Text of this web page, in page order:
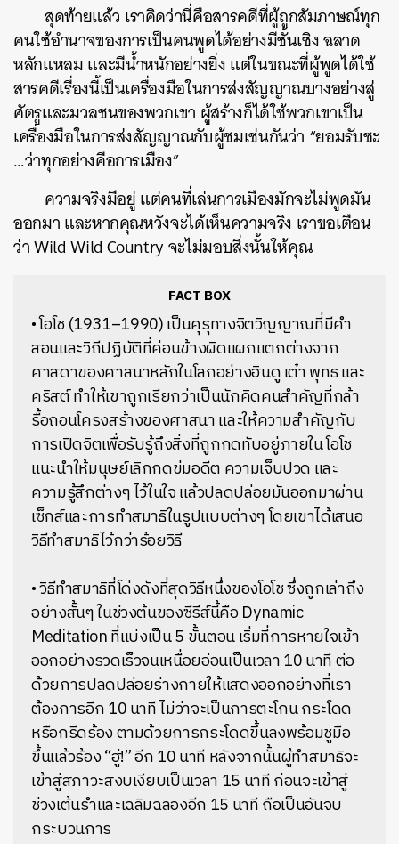
สุดท้ายแล้ว เราคิดว่านี่คือสารคดีที่ผู้ถูกสัมภาษณ์ทุก
คนใช้อำนาจของการเป็นคนพูดได้อย่างมีชั้นเชิง ฉลาด
หลักแหลม และมีน้ำหนักอย่างยิ่ง แต่ในขณะที่ผู้พูดได้ใช้
สารคดีเรื่องนี้เป็นเครื่องมือในการส่งสัญญาณบางอย่างสู่
ศัตรูและมวลชนของพวกเขา ผู้สร้างก็ได้ใช้พวกเขาเป็น
เครื่องมือในการส่งสัญญาณกับผู้ชมเช่นกันว่า “ยอมรับซะ
…ว่าทุกอย่างคือการเมือง”
ความจริงมีอยู่ แต่คนที่เล่นการเมืองมักจะไม่พูดมัน
ออกมา และหากคุณหวังจะได้เห็นความจริง เราขอเตือน
ว่า Wild Wild Country จะไม่มอบสิ่งนั้นให้คุณ
FACT BOX
• โอโช (1931–1990) เป็นคุรุทางจิตวิญญาณที่มีคำ
สอนและวิถีปฏิบัติที่ค่อนข้างผิดแผกแตกต่างจาก
ศาสดาของศาสนาหลักในโลกอย่างฮินดู เต๋า พุทธ และ
คริสต์ ทำให้เขาถูกเรียกว่าเป็นนักคิดคนสำคัญที่กล้า
รื้อถอนโครงสร้างของศาสนา และให้ความสำคัญกับ
การเปิดจิตเพื่อรับรู้ถึงสิ่งที่ถูกกดทับอยู่ภายใน โอโช
แนะนำให้มนุษย์เลิกกดข่มอดีต ความเจ็บปวด และ
ความรู้สึกต่างๆ ไว้ในใจ แล้วปลดปล่อยมันออกมาผ่าน
เซ็กส์และการทำสมาธิในรูปแบบต่างๆ โดยเขาได้เสนอ
วิธีทำสมาธิไว้กว่าร้อยวิธี
• วิธีทำสมาธิที่โด่งดังที่สุดวิธีหนึ่งของโอโช ซึ่งถูกเล่าถึง
อย่างสั้นๆ ในช่วงต้นของซีรีส์นี้คือ Dynamic
Meditation ที่แบ่งเป็น 5 ขั้นตอน เริ่มที่การหายใจเข้า
ออกอย่างรวดเร็วจนเหนื่อยอ่อนเป็นเวลา 10 นาที ต่อ
ด้วยการปลดปล่อยร่างกายให้แสดงออกอย่างที่เรา
ต้องการอีก 10 นาที ไม่ว่าจะเป็นการตะโกน กระโดด
หรือกรีดร้อง ตามด้วยการกระโดดขึ้นลงพร้อมชูมือ
ขึ้นแล้วร้อง “ฮู่!” อีก 10 นาที หลังจากนั้นผู้ทำสมาธิจะ
เข้าสู่สภาวะสงบเงียบเป็นเวลา 15 นาที ก่อนจะเข้าสู่
ช่วงเต้นรำและเฉลิมฉลองอีก 15 นาที ถือเป็นอันจบ
กระบวนการ